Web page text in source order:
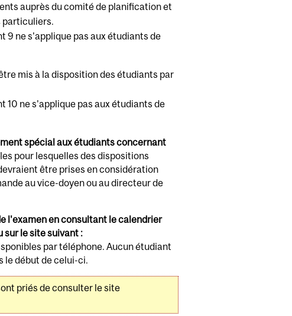
auprès du comité de planification et
particuliers.
9 ne s'applique pas aux étudiants de
mis à la disposition des étudiants par
10 ne s'applique pas aux étudiants de
spécial aux étudiants concernant
pour lesquelles des dispositions
être prises en considération
au vice-doyen ou au directeur de
l'examen en consultant le calendrier
sur le site suivant :
par téléphone. Aucun étudiant
le début de celui-ci.
priés de consulter le site